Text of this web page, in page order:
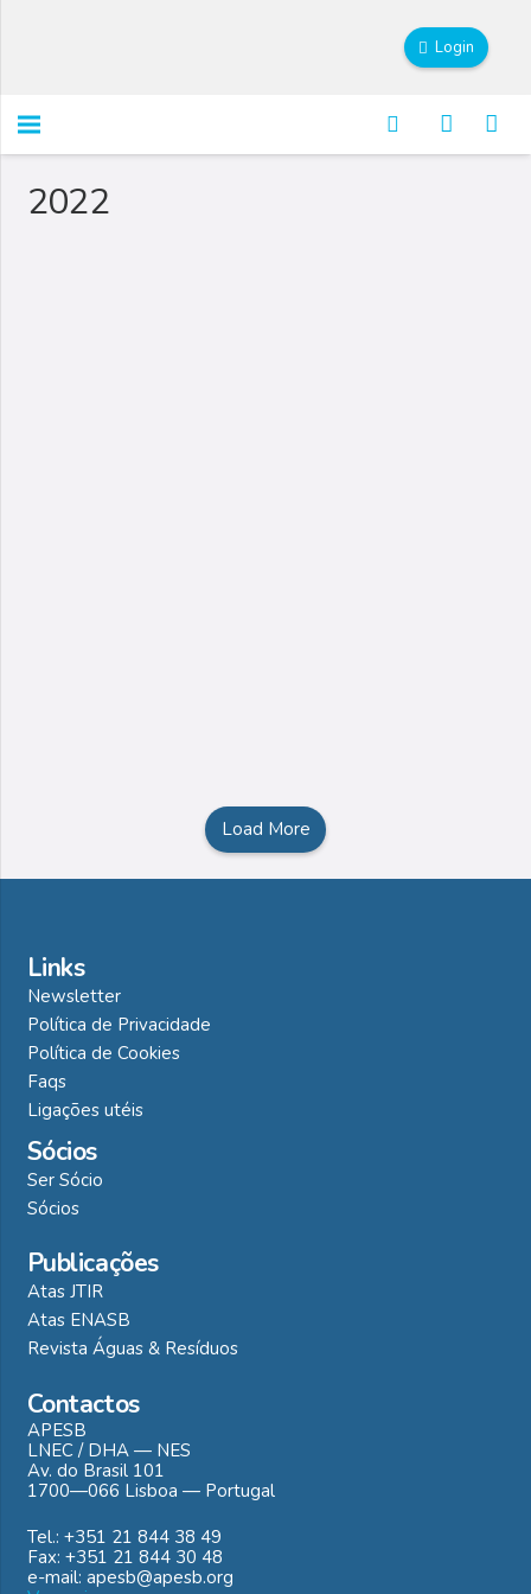
Login
2022
Load More
Links
Newsletter
Política de Privacidade
Política de Cookies
Faqs
Ligações utéis
Sócios
Ser Sócio
Sócios
Publicações
Atas JTIR
Atas ENASB
Revista Águas & Resíduos
Contactos
APESB
LNEC / DHA — NES
Av. do Brasil 101
1700—066 Lisboa — Portugal
Tel.: +351 21 844 38 49
Fax: +351 21 844 30 48
e-mail: apesb@apesb.org